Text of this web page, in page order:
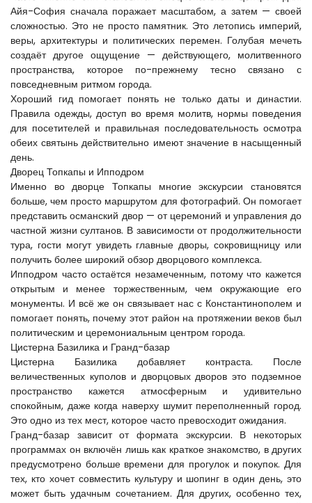
Айя-София сначала поражает масштабом, а затем — своей
сложностью. Это не просто памятник. Это летопись империй,
веры, архитектуры и политических перемен. Голубая мечеть
создаёт другое ощущение — действующего, молитвенного
пространства, которое по-прежнему тесно связано с
повседневным ритмом города.
Хороший гид помогает понять не только даты и династии.
Правила одежды, доступ во время молитв, нормы поведения
для посетителей и правильная последовательность осмотра
обеих святынь действительно имеют значение в насыщенный
день.
Дворец Топкапы и Ипподром
Именно во дворце Топкапы многие экскурсии становятся
больше, чем просто маршрутом для фотографий. Он помогает
представить османский двор — от церемоний и управления до
частной жизни султанов. В зависимости от продолжительности
тура, гости могут увидеть главные дворы, сокровищницу или
получить более широкий обзор дворцового комплекса.
Ипподром часто остаётся незамеченным, потому что кажется
открытым и менее торжественным, чем окружающие его
монументы. И всё же он связывает нас с Константинополем и
помогает понять, почему этот район на протяжении веков был
политическим и церемониальным центром города.
Цистерна Базилика и Гранд-базар
Цистерна Базилика добавляет контраста. После
величественных куполов и дворцовых дворов это подземное
пространство кажется атмосферным и удивительно
спокойным, даже когда наверху шумит переполненный город.
Это одно из тех мест, которое часто превосходит ожидания.
Гранд-базар зависит от формата экскурсии. В некоторых
программах он включён лишь как краткое знакомство, в других
предусмотрено больше времени для прогулок и покупок. Для
тех, кто хочет совместить культуру и шопинг в один день, это
может быть удачным сочетанием. Для других, особенно тех,